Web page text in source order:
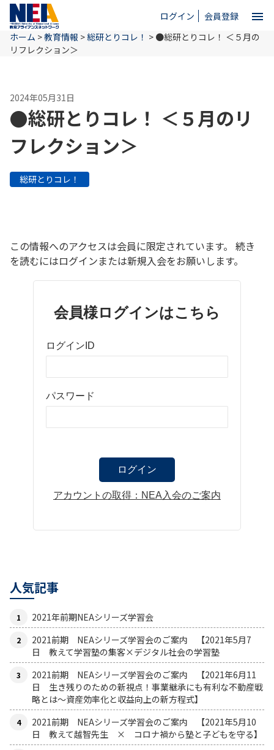
ログイン 会員登録 menu
ホーム
NEAとは
教育情報
ホーム >教育情報 >総研とりコレ！ > ●総研とりコレ！ ＜５月の
リフレクション＞
2024年05月31日
●総研とりコレ！ ＜５月のリ
フレクション＞
総研とりコレ！
この情報へのアクセスは会員に限定されています。 続き
を読むにはログインまたは新規入会をお願いします。
会員様ログインはこちら
ログインID
パスワード
アカウントの取得：NEA入会のご案内
人気記事
2021年前期NEAシリーズ学習会
2021前期 NEAシリーズ学習会のご案内 【2021年5月7
日 教えて学習塾の集客×デジタル社会の学習塾
2021前期 NEAシリーズ学習会のご案内 【2021年6月11
日 生き残りのための新視点！事業継承にも有利な不動産戦
略とは〜資産効率化と収益向上の新方程式】
2021前期 NEAシリーズ学習会のご案内 【2021年5月10
日 教えて越智先生 × コロナ禍から塾と子どもを守る】